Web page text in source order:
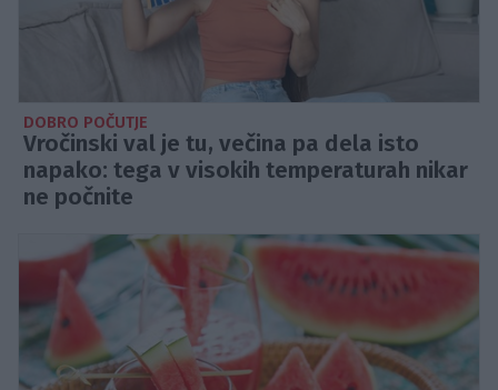
DOBRO POČUTJE
Vročinski val je tu, večina pa dela isto
napako: tega v visokih temperaturah nikar
ne počnite